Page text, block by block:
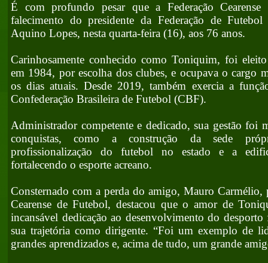
É com profundo pesar que a Federação
falecimento do presidente da Federação de
Aquino Lopes, nesta quarta-feira (16), aos 76 anos.
Carinhosamente conhecido como Toniquim, foi
em 1984, por escolha dos clubes, e ocupava o cargo
os dias atuais. Desde 2019, também exercia a
Confederação Brasileira de Futebol (CBF).
Administrador competente e dedicado, sua gestão foi
conquistas, como a construção da sede
profissionalização do futebol no estado e a
fortalecendo o esporte acreano.
Consternado com a perda do amigo, Mauro Carmélio,
Cearense de Futebol, destacou que o amor de
incansável dedicação ao desenvolvimento do
sua trajetória como dirigente. “Foi um exemplo de
grandes aprendizados e, acima de tudo, um grande